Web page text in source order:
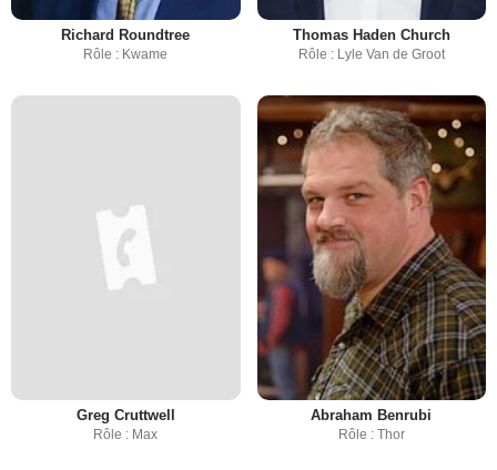
Richard Roundtree
Rôle : Kwame
Thomas Haden Church
Rôle : Lyle Van de Groot
Greg Cruttwell
Rôle : Max
Abraham Benrubi
Rôle : Thor